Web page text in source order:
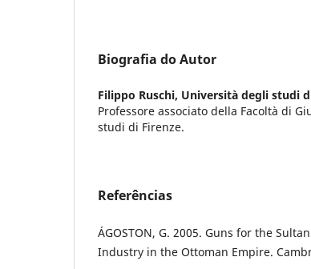
Biografia do Autor
Filippo Ruschi, Università degli studi
Professore associato della Facoltà di
studi di Firenze.
Referências
ÁGOSTON, G. 2005. Guns for the
Industry in the Ottoman Empire.